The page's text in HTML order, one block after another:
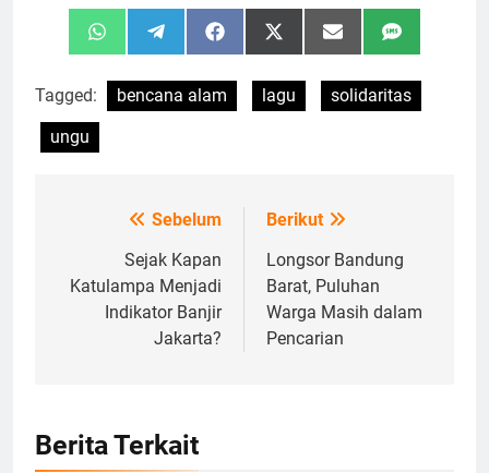
Share
on
WhatsAppShare
on
TelegramShare
on
FacebookShare
on
X
(Twitter)
Share
on
Email Share
on
SMS
Tagged: bencana alam lagu
solidaritas
ungu
NavigasiSebelum
Sejak Kapan
Katulampa Menjadi
Indikator Banjir
Jakarta?
Berikut
Longsor Bandung
Barat, Puluhan
Warga Masih dalam
Pencarian
Berita Terkait